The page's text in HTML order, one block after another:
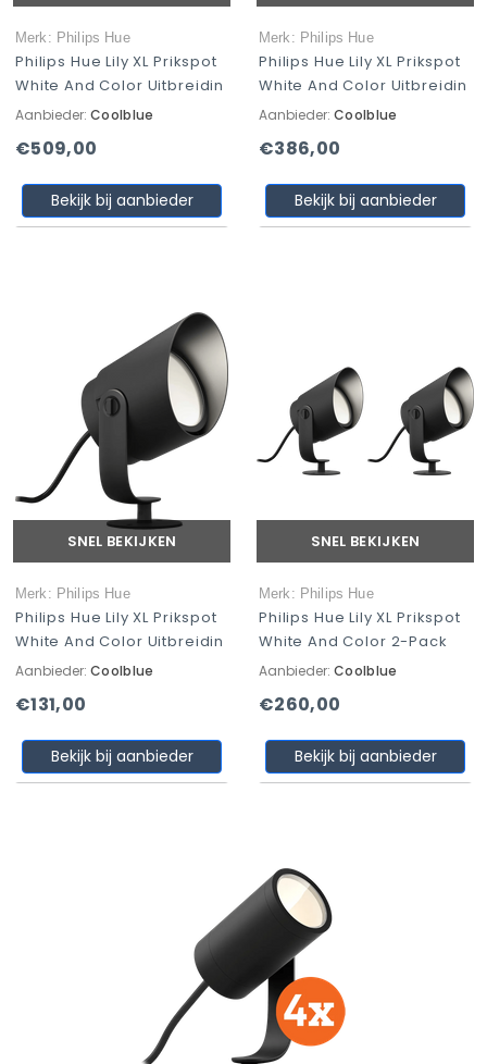
Merk: Philips Hue
Philips Hue Lily XL Prikspot
White And Color Uitbreidin
Aanbieder: Coolblue
€509,00
Bekijk bij aanbieder
Merk: Philips Hue
Philips Hue Lily XL Prikspot
White And Color Uitbreidin
Aanbieder: Coolblue
€386,00
Bekijk bij aanbieder
SNEL BEKIJKEN
Merk: Philips Hue
Philips Hue Lily XL Prikspot
White And Color Uitbreidin
Aanbieder: Coolblue
€131,00
Bekijk bij aanbieder
SNEL BEKIJKEN
Merk: Philips Hue
Philips Hue Lily XL Prikspot
White And Color 2-Pack
Aanbieder: Coolblue
€260,00
Bekijk bij aanbieder